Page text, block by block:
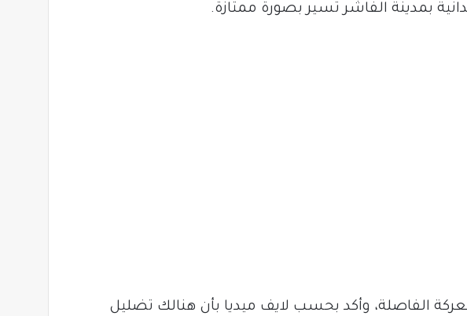
بمدينة الفاشر تسير بصورة ممتازة.
الفاصلة، وأكد بحسب لايف ميديا بأن هنالك تضليل